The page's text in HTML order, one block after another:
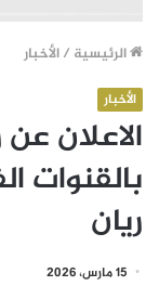
الرئيسية /الأخبار
الأخبار
الاعلان
بالقنوات
ريان
15 مارس، 2026